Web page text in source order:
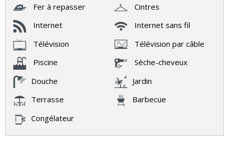
Fer à repasser
Cintres
Internet
Internet sans fil
Télévision
Télévision par câble
Piscine
Sèche-cheveux
Douche
Jardin
Terrasse
Barbecue
Congélateur